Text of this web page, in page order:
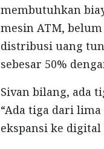
membutuhkan
mesin ATM,
distribusi uang
sebesar 50%
Sivan bilang, ada
“Ada tiga dari
ekspansi ke